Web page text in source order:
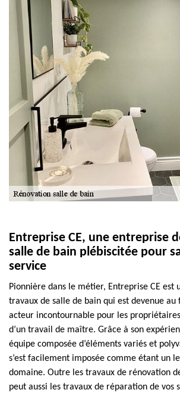
Entreprise CE, une entreprise
salle de bain plébiscitée pour
service
Pionnière dans le métier, Entreprise CE est
travaux de salle de bain qui est devenue au
acteur incontournable pour les
d’un travail de maître. Grâce à son
équipe composée d’éléments variés et
s’est facilement imposée comme étant un
domaine. Outre les travaux de rénovation
peut aussi les travaux de réparation de vos